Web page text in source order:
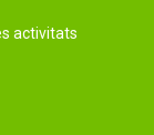
activitats